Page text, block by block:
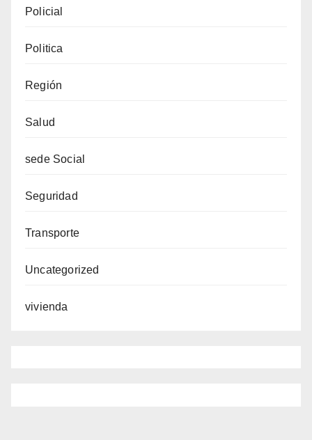
Policial
Politica
Región
Salud
sede Social
Seguridad
Transporte
Uncategorized
vivienda